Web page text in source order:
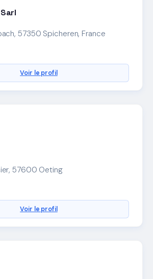
57350 Spicheren, France
Voir le profil
57600 Oeting
Voir le profil